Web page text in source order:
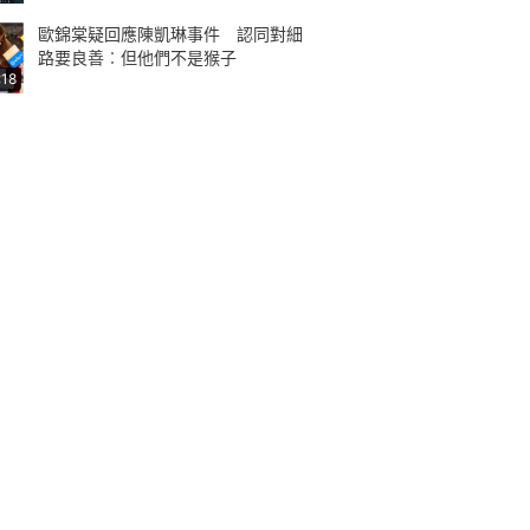
歐錦棠疑回應陳凱琳事件 認同對細
路要良善︰但他們不是猴子